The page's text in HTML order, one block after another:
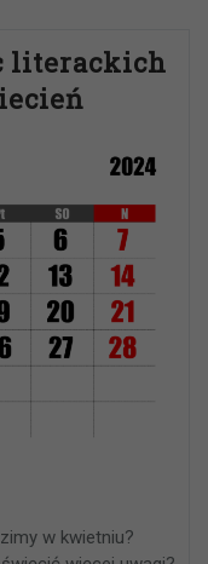
literackich
w kwietniu?